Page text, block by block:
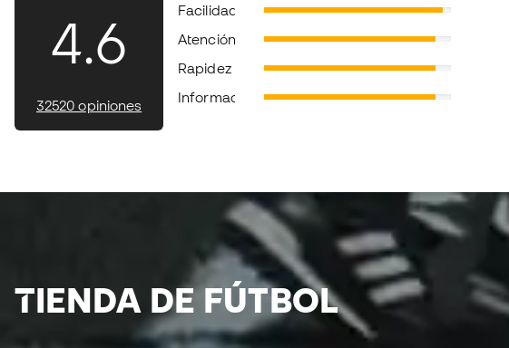
4.6
32520 opiniones
Facilidad
Atención
Rapidez
Información
TIENDA DE FÚTBOL